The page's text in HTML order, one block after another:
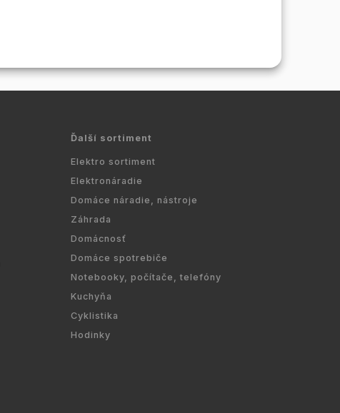
Ďalší sortiment
Elektro sortiment
Elektronáradie
Domáce náradie, nástroje
Záhrada
Domácnosť
Domáce spotrebiče
Notebooky, počítače, telefóny
Kuchyňa
Cyklistika
Hodinky